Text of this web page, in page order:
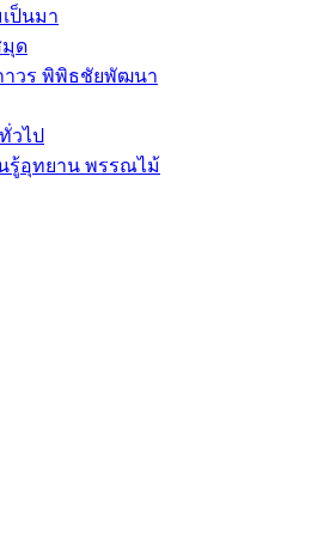
ป็นมา
มุด
าวร พิพิธชัยพัฒนา
วไป
รู้อุทยาน พรรณไม้